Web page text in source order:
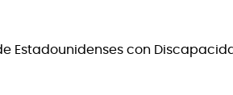
Estadounidenses con